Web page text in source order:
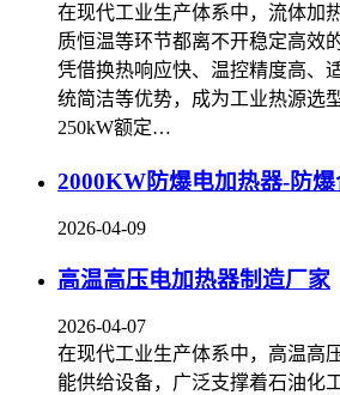
在现代工业生产体系中，流体加
质恒温等环节都离不开稳定高效
凭借换热响应快、温控精度高、
统简洁等优势，成为工业热源选
250kW额定…
2000KW防爆电加热器-防
2026-04-09
高温高压电加热器制造厂家
2026-04-07
在现代工业生产体系中，高温高
能供给设备，广泛支撑着石油化